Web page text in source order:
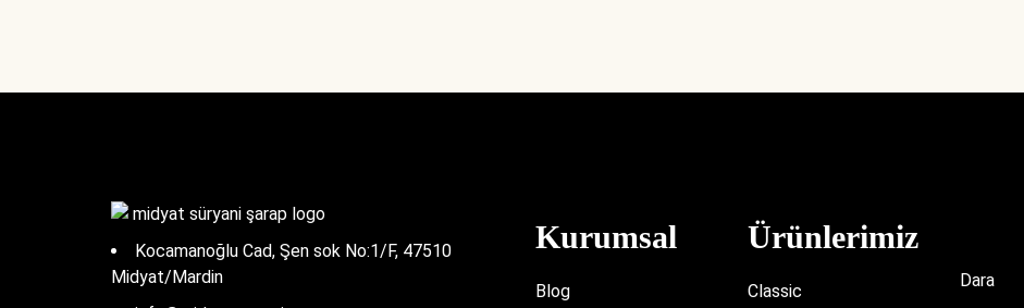
Kocamanoğlu Cad, Şen sok No:1/F, 47510
Midyat/Mardin
Kurumsal
Blog
Ürünlerimiz
Classic
Dara